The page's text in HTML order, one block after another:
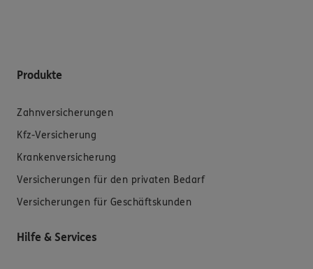
Produkte
Zahnversicherungen
Kfz-Versicherung
Krankenversicherung
Versicherungen für den privaten Bedarf
Versicherungen für Geschäftskunden
Hilfe & Services